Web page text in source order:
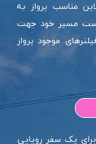
مناسب پرواز به
مسیر خود جهت
موجود پرواز
برای یک سفر رویایی